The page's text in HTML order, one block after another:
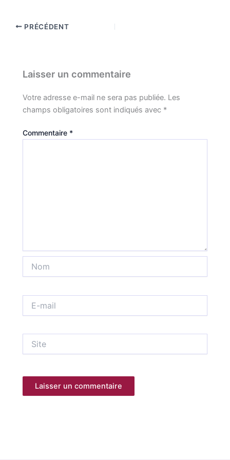
PRÉCÉDENT
Laisser un commentaire
Votre adresse e-mail ne sera pas publiée. Les
champs obligatoires sont indiqués avec *
Commentaire *
mail